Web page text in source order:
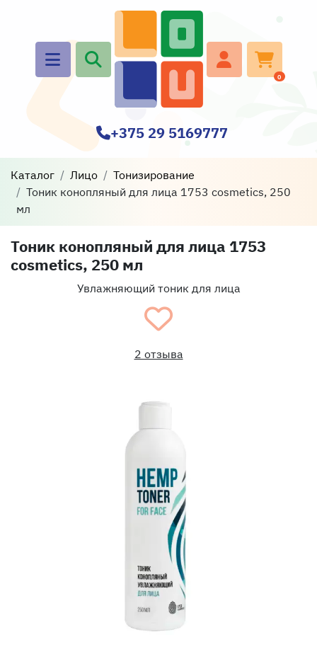
0
+375 29 5169777
Каталог Лицо
Тонизирование
Тоник конопляный для лица 1753 cosmetics, 250
мл
Тоник конопляный для лица 1753
cosmetics, 250 мл
Увлажняющий тоник для лица
2 отзыва